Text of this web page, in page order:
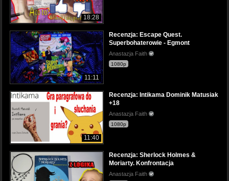
18:28
11:11
Recenzja: Escape Quest.
Superbohaterowie - Egmont
Anastazja Faith
1080p
11:40
Recenzja: Intikama Dominik Matusiak
+18
Anastazja Faith
1080p
Recenzja: Sherlock Holmes &
Moriarty. Konfrontacja
Anastazja Faith